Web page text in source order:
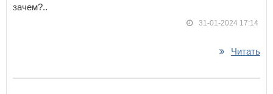
зачем?..
31-01-2024 17:14
Читать